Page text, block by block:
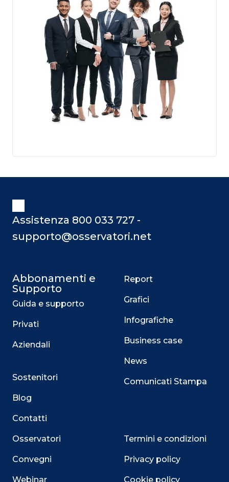
Assistenza 800 033 727 -
supporto@osservatori.net
Abbonamenti e
Supporto
Guida e supporto
Privati
Aziendali
Sostenitori
Blog
Contatti
Osservatori
Convegni
Webinar
Report
Grafici
Infografiche
Business case
News
Comunicati Stampa
Termini e condizioni
Privacy policy
Cookie policy